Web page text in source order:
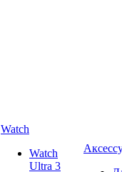
Watch
Watch
Ultra 3